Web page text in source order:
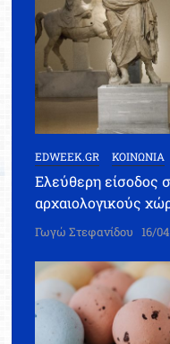
EDWEEK.GR ΚΟΙΝΩΝΙΑ
Ελεύθερη είσοδος
αρχαιολογικούς
Γωγώ Στεφανίδου 16/